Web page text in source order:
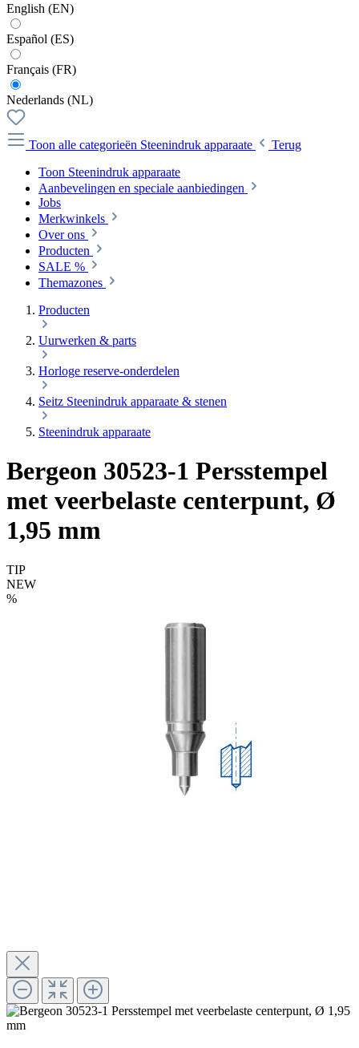
English (EN)
Español (ES)
Français (FR)
Nederlands (NL)
Toon alle categorieën Steenindruk apparaate
Terug
Toon Steenindruk apparaate
Aanbevelingen en speciale aanbiedingen
Jobs
Merkwinkels
Over ons
Producten
SALE %
Themazones
Producten
Uurwerken & parts
Horloge reserve-onderdelen
Seitz Steenindruk apparaate & stenen
Steenindruk apparaate
Bergeon 30523-1 Persstempel
met veerbelaste centerpunt, Ø
1,95 mm
TIP
NEW
%